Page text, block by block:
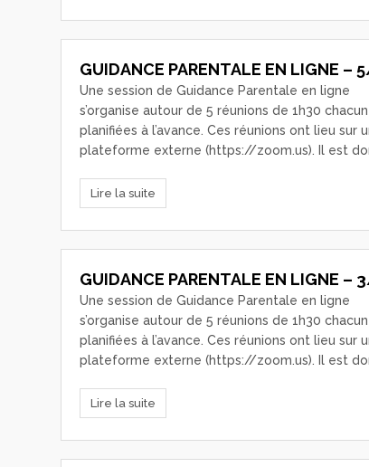
GUIDANCE PARENTALE EN LIGNE –
Une session de Guidance Parentale en ligne
s’organise autour de 5 réunions de 1h30
planifiées à l’avance. Ces réunions ont lieu sur
plateforme externe (https://zoom.us). Il est
Lire la suite
GUIDANCE PARENTALE EN LIGNE –
Une session de Guidance Parentale en ligne
s’organise autour de 5 réunions de 1h30
planifiées à l’avance. Ces réunions ont lieu sur
plateforme externe (https://zoom.us). Il est
Lire la suite